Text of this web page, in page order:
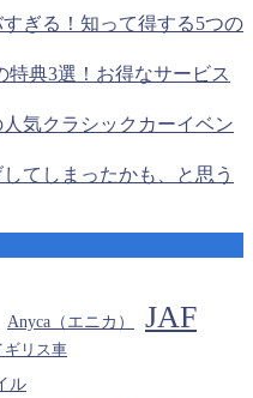
ぎる！知って得する5つの
特典3選！お得なサービス
気クラシックカーイベン
てしまったかも、と思う
Anyca（エニカ） JAF
ギリス車
ル